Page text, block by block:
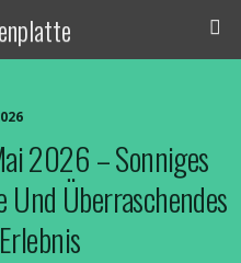
2026 – Sonniges
Und Überraschendes